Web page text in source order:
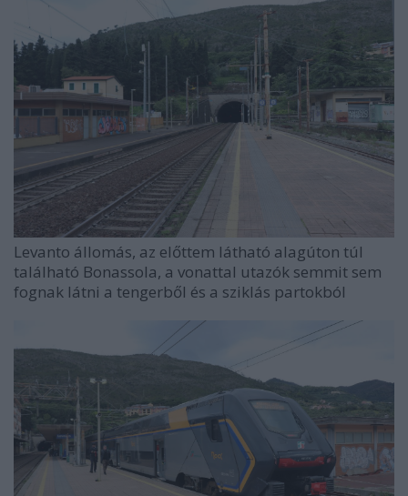
Levanto állomás, az előttem látható alagúton túl
található Bonassola, a vonattal utazók semmit sem
fognak látni a tengerből és a sziklás partokból